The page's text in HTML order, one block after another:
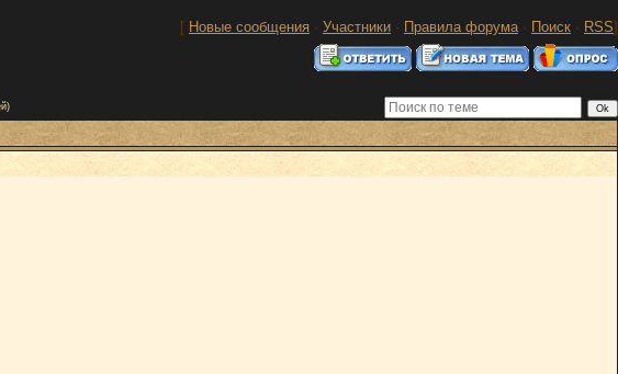
[ Новые сообщения · Участники · Правила форума· Поиск · RSS]